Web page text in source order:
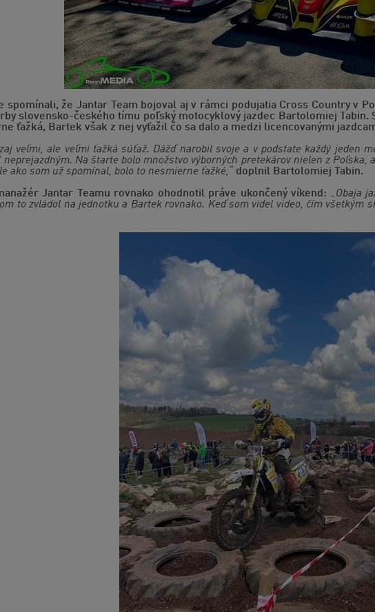
spomínali, že Jantar Team bojoval aj v rámci podujatia Cross Country v
slovensko-českého tímu poľský motocyklový jazdec Bartolomiej
ťažká, Bartek však z nej vyťažil čo sa dalo a medzi licencovanými
veľmi, ale veľmi ťažká súťaž. Dážď narobil svoje a v podstate každý jeden
neprejazdným. Na štarte bolo množstvo výborných pretekárov nielen z Poľska,
ako som už spomínal, bolo to nesmierne ťažké,“
doplnil Bartolomiej Tabin.
Jantar Teamu rovnako ohodnotil práve ukončený víkend: „Obaja
to zvládol na jednotku a Bartek rovnako. Keď som videl video, čím